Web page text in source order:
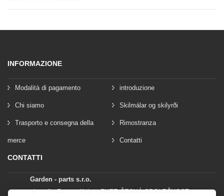
INFORMAZIONE
Modalità di pagamento introduzione
Chi siamo Skilmálar og skilyrði
Trasporto e consegna della
merce
Rimostranza
Contatti
CONTATTI
Garden - parts s.r.o.
vlastník: Roman Kylar - RYZE ČESKÁ SPOLEČNOST